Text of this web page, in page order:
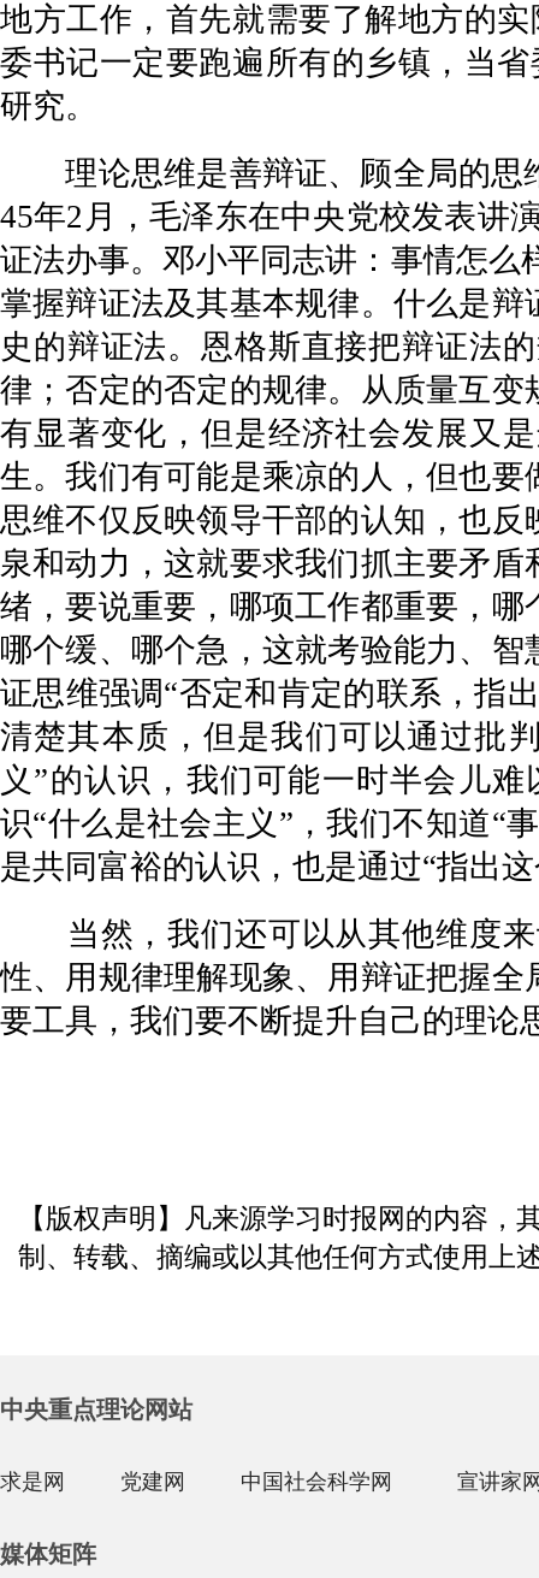
地方工作，首先就需要了解地方的
委书记一定要跑遍所有的乡镇，当
研究。
理论思维是善辩证、顾全局的思
45年2月，毛泽东在中央党校发表讲
证法办事。邓小平同志讲：事情怎么
掌握辩证法及其基本规律。什么是
史的辩证法。恩格斯直接把辩证法
律；否定的否定的规律。从质量互
有显著变化，但是经济社会发展又
生。我们有可能是乘凉的人，但也
思维不仅反映领导干部的认知，也
泉和动力，这就要求我们抓主要矛
绪，要说重要，哪项工作都重要，
哪个缓、哪个急，这就考验能力、
证思维强调“否定和肯定的联系，指
清楚其本质，但是我们可以通过批
义”的认识，我们可能一时半会儿
识“什么是社会主义”，我们不知道“
是共同富裕的认识，也是通过“指出
当然，我们还可以从其他维度来
性、用规律理解现象、用辩证把握
要工具，我们要不断提升自己的理论
【版权声明】凡来源学习时报网的内容
制、转载、摘编或以其他任何方式使用上
中央重点理论网站
求是网 党建网 中国社会科学网 宣讲家
媒体矩阵